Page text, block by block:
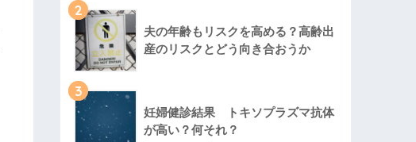
2
夫の年齢もリスクを高める？高齢出
産のリスクとどう向き合おうか
3
妊婦健診結果 トキソプラズマ抗体
が高い？何それ？